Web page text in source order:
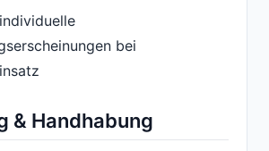
bei
& Handhabung